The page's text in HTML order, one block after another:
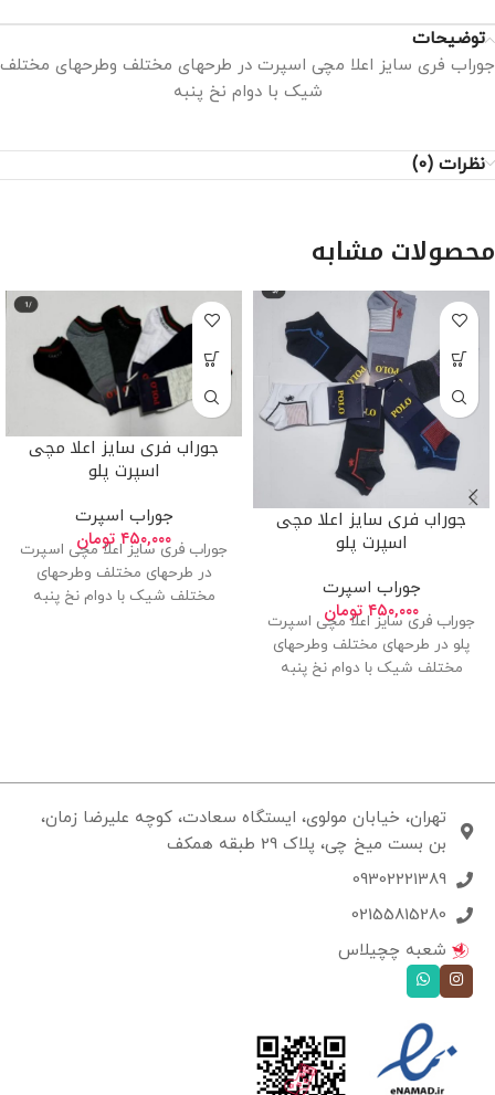
توضیحات
جوراب فری سایز اعلا مچی اسپرت در طرحهای مختلف وطرحهای مختلف
شیک با دوام نخ پنبه
نظرات (0)
محصولات مشابه
جوراب فری سایز اعلا مچی
اسپرت پلو
جوراب اسپرت
۴۵۰,۰۰۰ تومان
جوراب فری سایز اعلا مچی اسپرت
پلو در طرحهای مختلف وطرحهای
مختلف شیک با دوام نخ پنبه
جوراب فری سایز اعلا مچی
اسپرت پلو
جوراب اسپرت
۴۵۰,۰۰۰ تومان
جوراب فری سایز اعلا مچی اسپرت
در طرحهای مختلف وطرحهای
مختلف شیک با دوام نخ پنبه
تهران، خیابان مولوی، ایستگاه سعادت، کوچه علیرضا زمان،
بن بست میخ چی، پلاک 29 طبقه همکف
09302221389
02155815280
شعبه چچیلاس